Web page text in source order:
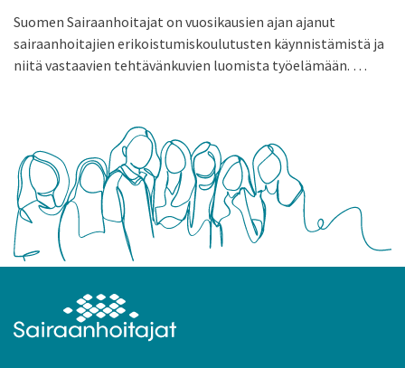
Suomen Sairaanhoitajat on vuosikausien ajan ajanut
sairaanhoitajien erikoistumiskoulutusten käynnistämistä ja
niitä vastaavien tehtävänkuvien luomista työelämään. …